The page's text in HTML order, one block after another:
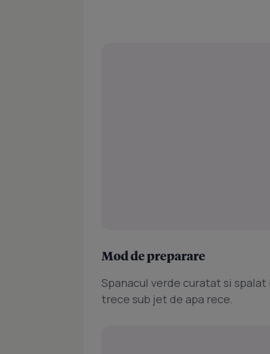
Mod de preparare
Spanacul verde curatat si
trece sub jet de apa rece.